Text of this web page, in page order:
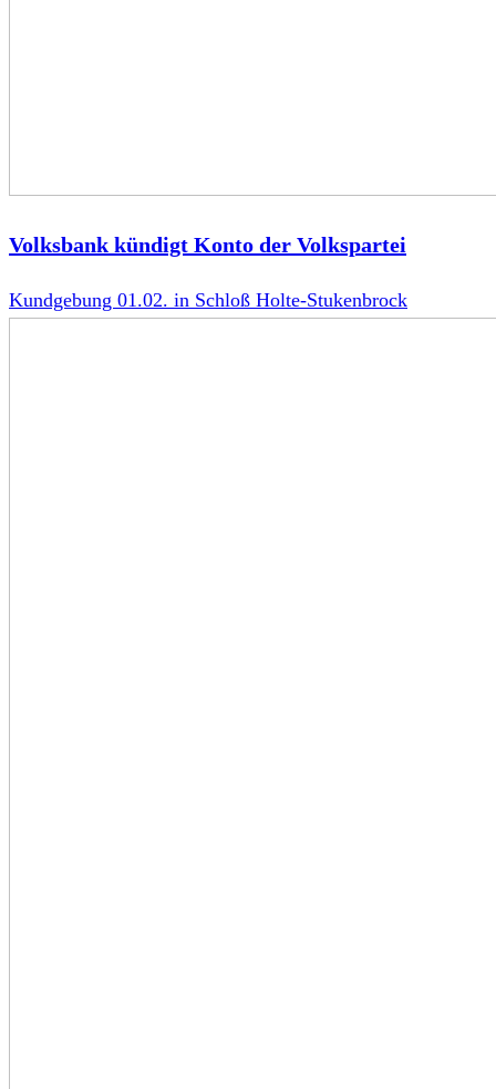
Volksbank kündigt Konto der Volkspartei
Kundgebung 01.02. in Schloß Holte-Stukenbrock